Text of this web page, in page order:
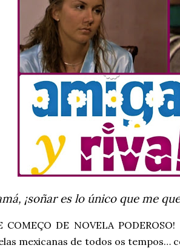
¡soñar es lo único que me
COMEÇO DE NOVELA PODEROSO!
mexicanas de todos os